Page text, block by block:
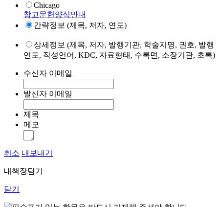
Chicago
참고문헌양식안내
간략정보 (제목, 저자, 연도)
상세정보 (제목, 저자, 발행기관, 학술지명, 권호, 발행
연도, 작성언어, KDC, 자료형태, 수록면, 소장기관, 초록)
수신자 이메일
발신자 이메일
제목
메모
취소 내보내기
내책장담기
닫기